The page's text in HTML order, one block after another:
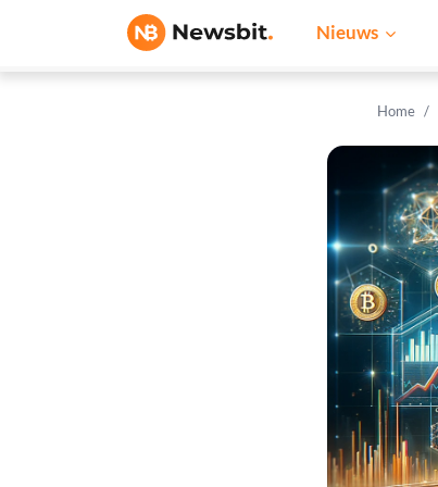
Nieuws
Home